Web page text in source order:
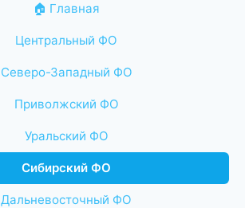
🏠 Главная
Центральный ФО
Северо-Западный ФО
Приволжский ФО
Уральский ФО
Сибирский ФО
Дальневосточный ФО